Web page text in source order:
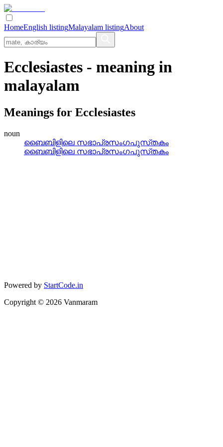
HomeEnglish listingMalayalam listingAbout
Ecclesiastes - meaning in
malayalam
Meanings for Ecclesiastes
noun
ബൈബിളിലെ സഭാപ്രസംഗപുസ്‌തകം
ബൈബിളിലെ സഭാപ്രസംഗപുസ്‌തകം
Powered by StartCode.in
Copyright © 2026 Vanmaram